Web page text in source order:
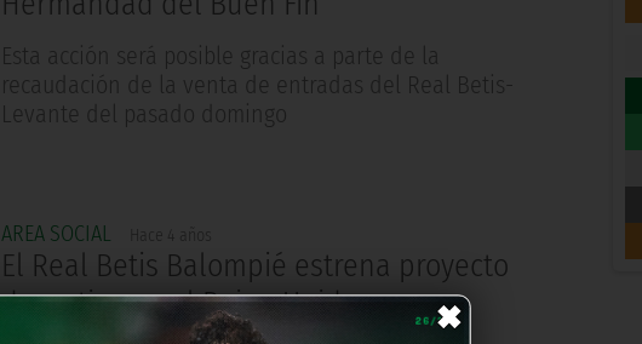
×
Esta acción será posible gracias a parte de la
recaudación de la venta de entradas del Real Betis-
Levante del pasado domingo
AREA SOCIAL Hace 4 años
El Real Betis Balompié estrena proyecto
deportivo en el Reino Unido